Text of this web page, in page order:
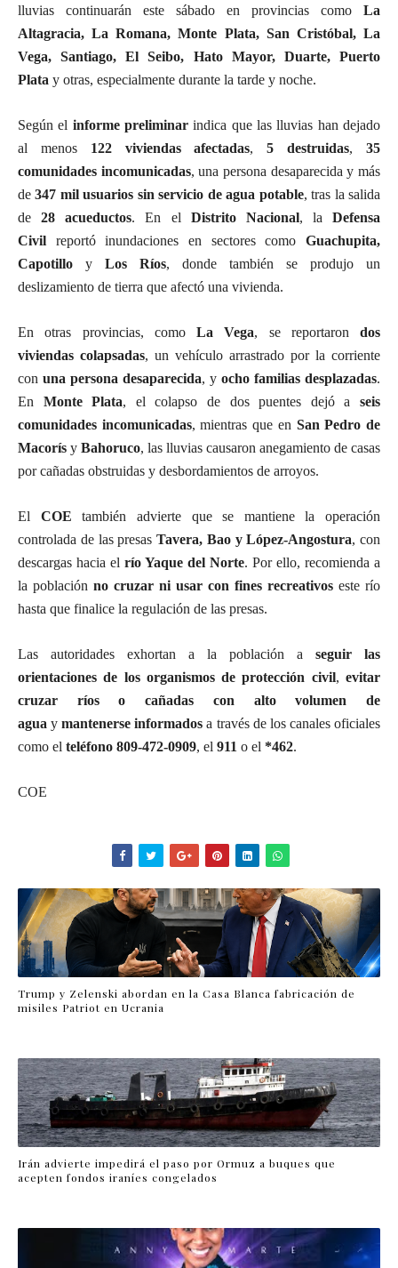
lluvias continuarán este sábado en provincias como La
Altagracia, La Romana, Monte Plata, San Cristóbal, La
Vega, Santiago, El Seibo, Hato Mayor, Duarte, Puerto
Plata y otras, especialmente durante la tarde y noche.
Según el informe preliminar indica que las lluvias han dejado
al menos 122 viviendas afectadas,5 destruidas,35
comunidades incomunicadas, una persona desaparecida y más
de347 mil usuarios sin servicio de agua potable, tras la salida
de28 acueductos. En el Distrito Nacional, la Defensa
Civil reportó inundaciones en sectores como Guachupita,
Capotillo y Los Ríos, donde también se produjo un
deslizamiento de tierra que afectó una vivienda.
En otras provincias, como La Vega, se reportaron dos
viviendas colapsadas, un vehículo arrastrado por la corriente
con una persona desaparecida, y ocho familias desplazadas.
En Monte Plata, el colapso de dos puentes dejó aseis
comunidades incomunicadas, mientras que en San Pedro de
Macorís y Bahoruco, las lluvias causaron anegamiento de casas
por cañadas obstruidas y desbordamientos de arroyos.
El COE también advierte que se mantiene la operación
controlada de las presas Tavera, Bao y López-Angostura, con
descargas hacia el río Yaque del Norte. Por ello, recomienda a
la población no cruzar ni usar con fines recreativos este río
hasta que finalice la regulación de las presas.
Las autoridades exhortan a la población a seguir las
orientaciones de los organismos de protección civil,evitar
cruzar ríos o cañadas con alto volumen de
agua ymantenerse informados a través de los canales oficiales
como el teléfono 809-472-0909, el 911 o el *462.
COE
Trump y Zelenski abordan en la Casa Blanca fabricación de
misiles Patriot en Ucrania
Irán advierte impedirá el paso por Ormuz a buques que
acepten fondos iraníes congelados